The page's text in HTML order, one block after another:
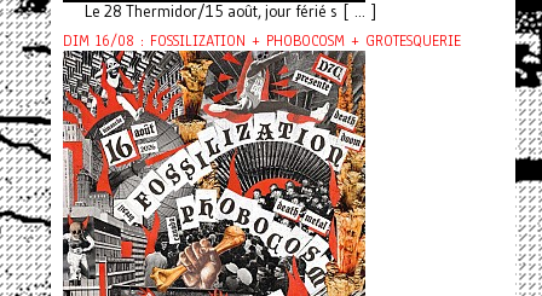
Le 28 Thermidor/15 août, jour férié s [ ... ]
DIM 16/08 : FOSSILIZATION + PHOBOCOSM + GROTESQUERIE